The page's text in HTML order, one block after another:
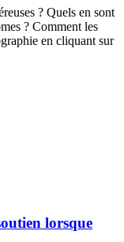
? Quels en sont
? Comment les
en cliquant sur
lorsque